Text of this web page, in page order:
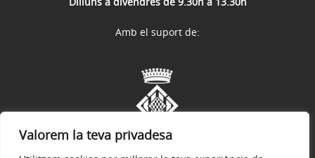
Valorem la teva privadesa
Amb el suport de: